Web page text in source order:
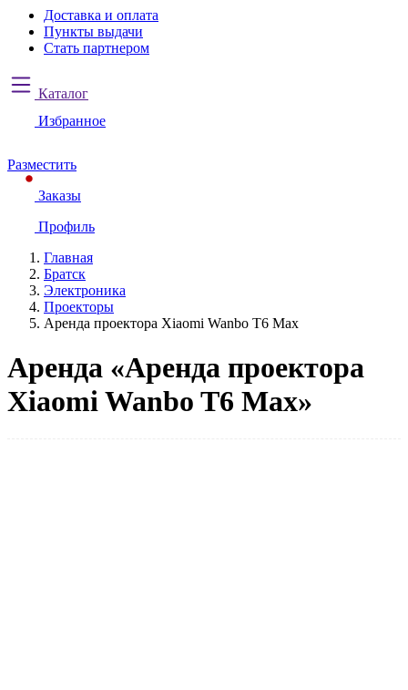
Доставка и оплата
Пункты выдачи
Стать партнером
Каталог
Избранное
Разместить
Заказы
Профиль
Главная
Братск
Электроника
Проекторы
Аренда проектора Xiaomi Wanbo T6 Max
Аренда «Аренда проектора
Xiaomi Wanbo T6 Max»